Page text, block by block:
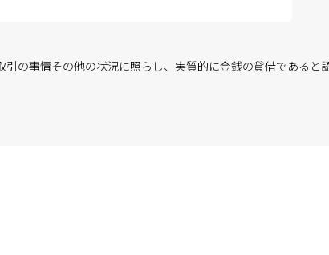
の事情その他の状況に照らし、実質的に金銭の貸借であると